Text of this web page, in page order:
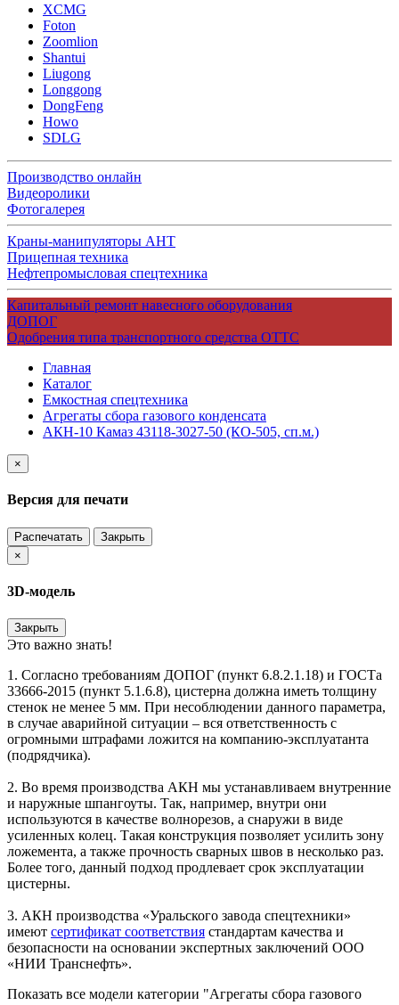
XCMG
Foton
Zoomlion
Shantui
Liugong
Longgong
DongFeng
Howo
SDLG
Производство онлайн
Видеоролики
Фотогалерея
Краны-манипуляторы АНТ
Прицепная техника
Нефтепромысловая спецтехника
Капитальный ремонт навесного оборудования
ДОПОГ
Одобрения типа транспортного средства ОТТС
Главная
Каталог
Емкостная спецтехника
Агрегаты сбора газового конденсата
АКН-10 Камаз 43118-3027-50 (КО-505, сп.м.)
×
Версия для печати
Распечатать
Закрыть
×
3D-модель
Закрыть
Это важно знать!
1. Согласно требованиям ДОПОГ (пункт 6.8.2.1.18) и ГОСТа
33666-2015 (пункт 5.1.6.8), цистерна должна иметь толщину
стенок не менее 5 мм. При несоблюдении данного параметра,
в случае аварийной ситуации – вся ответственность с
огромными штрафами ложится на компанию-эксплуатанта
(подрядчика).
2. Во время производства АКН мы устанавливаем внутренние
и наружные шпангоуты. Так, например, внутри они
используются в качестве волнорезов, а снаружи в виде
усиленных колец. Такая конструкция позволяет усилить зону
ложемента, а также прочность сварных швов в несколько раз.
Более того, данный подход продлевает срок эксплуатации
цистерны.
3. АКН производства «Уральского завода спецтехники»
имеют сертификат соответствия стандартам качества и
безопасности на основании экспертных заключений ООО
«НИИ Транснефть».
Показать все модели категории "Агрегаты сбора газового